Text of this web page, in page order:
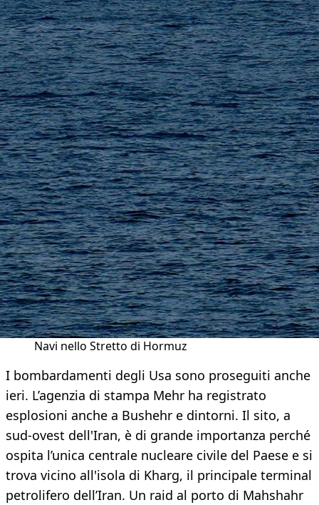
Navi nello Stretto di Hormuz
I bombardamenti degli Usa sono proseguiti anche
ieri. L’agenzia di stampa Mehr ha registrato
esplosioni anche a Bushehr e dintorni. Il sito, a
sud-ovest dell'Iran, è di grande importanza perché
ospita l’unica centrale nucleare civile del Paese e si
trova vicino all'isola di Kharg, il principale terminal
petrolifero dell’Iran. Un raid al porto di Mahshahr